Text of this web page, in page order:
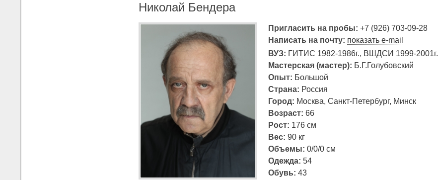
Николай Бендера
Пригласить на пробы: +7 (926) 703-09-28
Написать на почту: показать e-mail
ВУЗ: ГИТИС 1982-1986г., ВШДСИ 1999-2001г.
Мастерская (мастер): Б.Г.Голубовский
Опыт: Большой
Страна: Россия
Город: Москва, Санкт-Петербург, Минск
Возраст: 66
Рост: 176 см
Вес: 90 кг
Объемы: 0/0/0 см
Одежда: 54
Обувь: 43